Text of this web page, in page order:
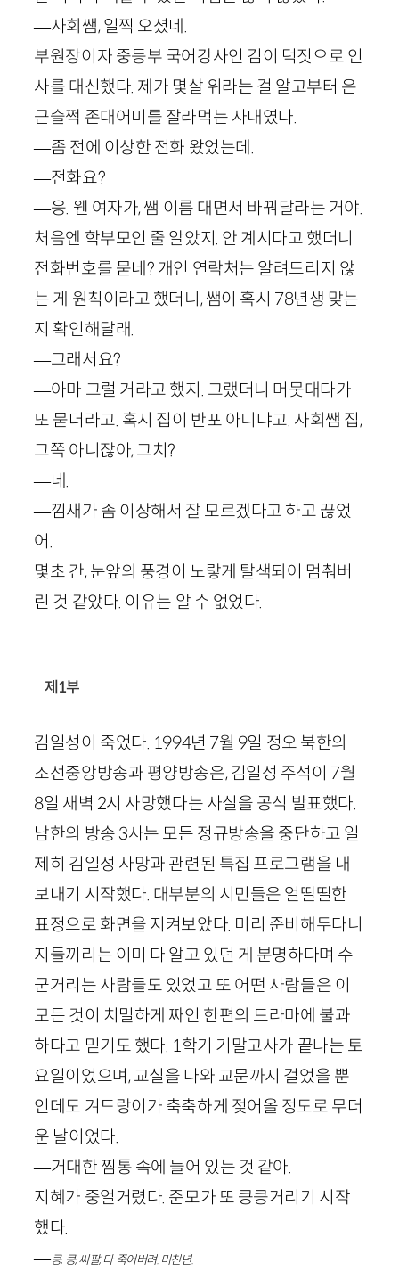
—사회쌤, 일찍 오셨네.
부원장이자 중등부 국어강사인 김이 턱짓으로 인
사를 대신했다. 제가 몇살 위라는 걸 알고부터 은
근슬쩍 존대어미를 잘라먹는 사내였다.
—좀 전에 이상한 전화 왔었는데.
—전화요?
—응. 웬 여자가, 쌤 이름 대면서 바꿔달라는 거야.
처음엔 학부모인 줄 알았지. 안 계시다고 했더니
전화번호를 묻네? 개인 연락처는 알려드리지 않
는 게 원칙이라고 했더니, 쌤이 혹시 78년생 맞는
지 확인해달래.
—그래서요?
—아마 그럴 거라고 했지. 그랬더니 머뭇대다가
또 묻더라고. 혹시 집이 반포 아니냐고. 사회쌤 집,
그쪽 아니잖아, 그치?
—네.
—낌새가 좀 이상해서 잘 모르겠다고 하고 끊었
어.
몇초 간, 눈앞의 풍경이 노랗게 탈색되어 멈춰버
린 것 같았다. 이유는 알 수 없었다.
제1부
김일성이 죽었다. 1994년 7월 9일 정오 북한의
조선중앙방송과 평양방송은, 김일성 주석이 7월
8일 새벽 2시 사망했다는 사실을 공식 발표했다.
남한의 방송 3사는 모든 정규방송을 중단하고 일
제히 김일성 사망과 관련된 특집 프로그램을 내
보내기 시작했다. 대부분의 시민들은 얼떨떨한
표정으로 화면을 지켜보았다. 미리 준비해두다니
지들끼리는 이미 다 알고 있던 게 분명하다며 수
군거리는 사람들도 있었고 또 어떤 사람들은 이
모든 것이 치밀하게 짜인 한편의 드라마에 불과
하다고 믿기도 했다. 1학기 기말고사가 끝나는 토
요일이었으며, 교실을 나와 교문까지 걸었을 뿐
인데도 겨드랑이가 축축하게 젖어올 정도로 무더
운 날이었다.
—거대한 찜통 속에 들어 있는 것 같아.
지혜가 중얼거렸다. 준모가 또 킁킁거리기 시작
했다.
—킁, 킁, 씨팔, 다 죽어버려. 미친년.